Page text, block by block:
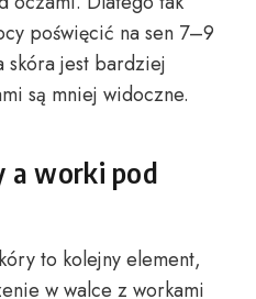
poświęcić na sen 7–9
jest bardziej
są mniej widoczne.
a worki pod
to kolejny element,
w walce z workami